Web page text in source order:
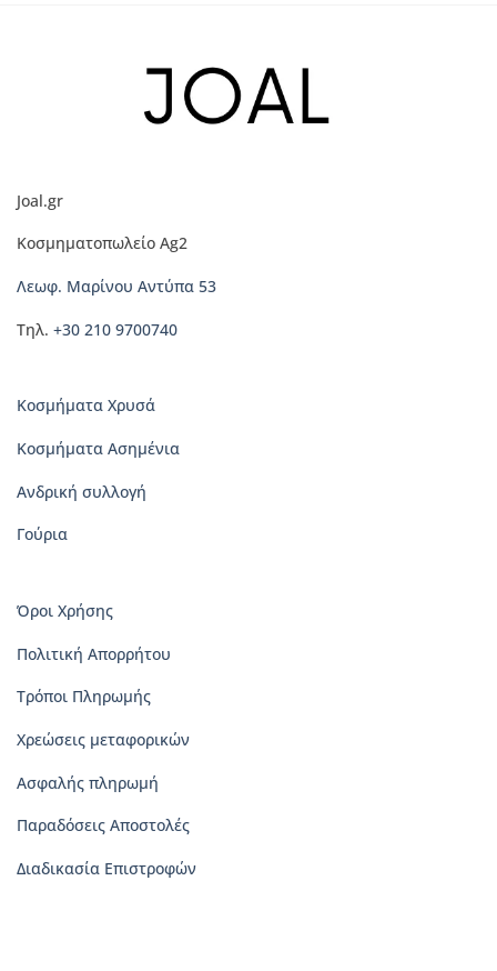
επιλεγούν
σελίδα
προϊόντος
πολλαπλές
παραλλαγές.
Οι
Joal.gr
Κοσμηματοπωλείο Ag2
Λεωφ. Μαρίνου Αντύπα 53
Τηλ. +30 210 9700740
Κοσμήματα Χρυσά
Κοσμήματα Ασημένια
Ανδρική συλλογή
Γούρια
Όροι Χρήσης
Πολιτική Απορρήτου
Τρόποι Πληρωμής
Χρεώσεις μεταφορικών
Ασφαλής πληρωμή
Παραδόσεις Αποστολές
Διαδικασία Επιστροφών